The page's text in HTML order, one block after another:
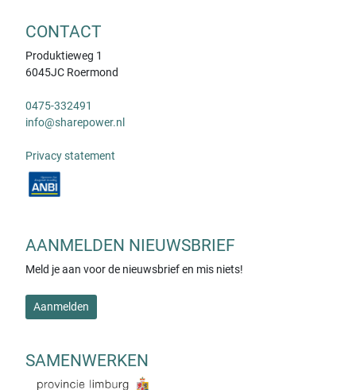
CONTACT
Produktieweg 1
6045JC Roermond
0475-332491
info@sharepower.nl
Privacy statement
AANMELDEN NIEUWSBRIEF
Meld je aan voor de nieuwsbrief en mis niets!
Aanmelden
SAMENWERKEN